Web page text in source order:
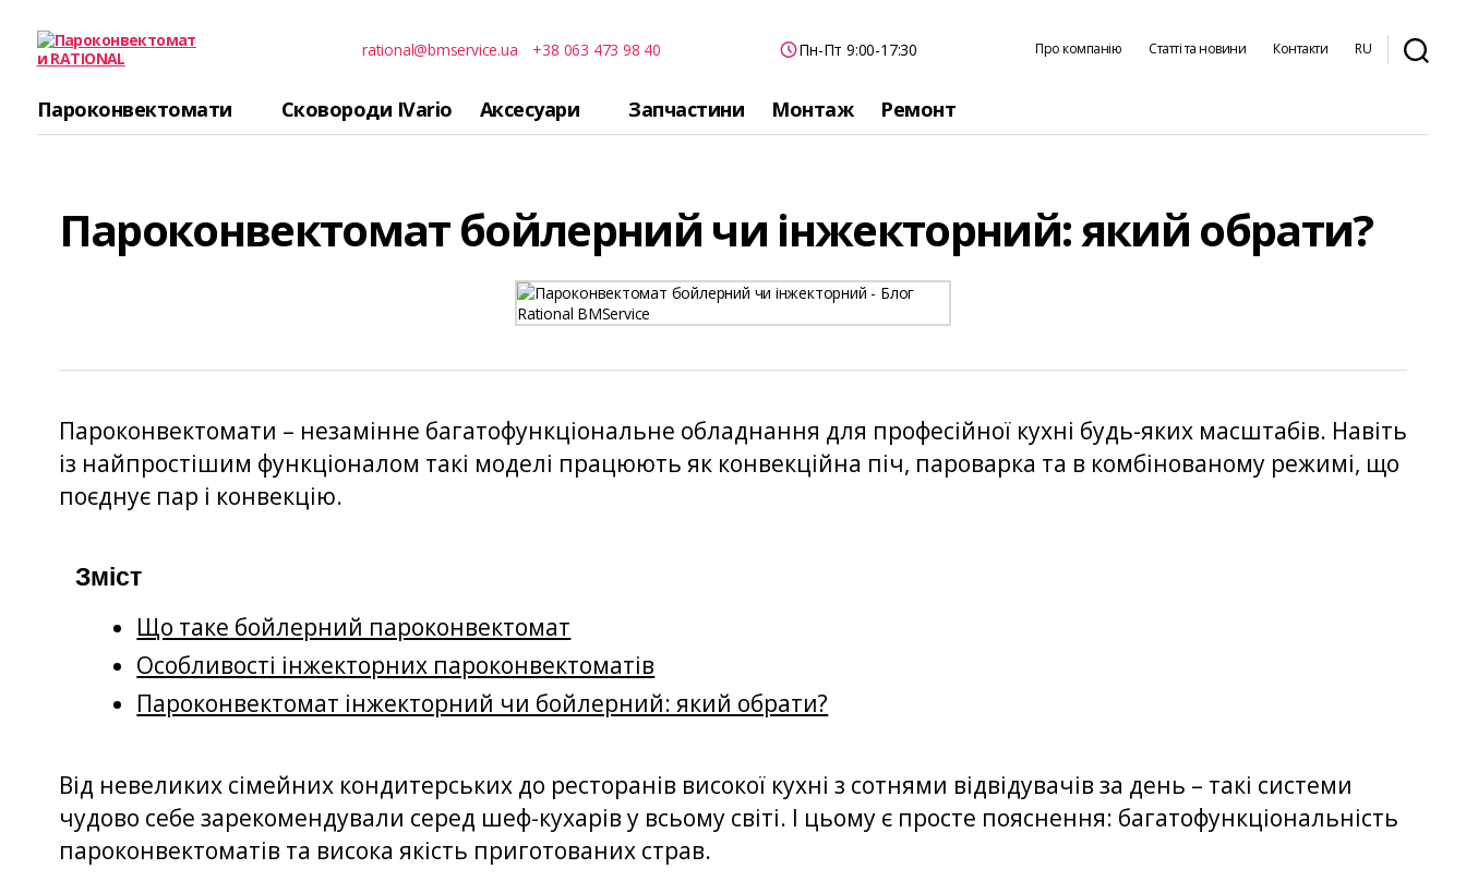
rational@bmservice.ua +38 063 473 98 40 Пн-Пт 9:00-17:30 Про компанію Статті та новини Контакти RU
Пароконвектомати Сковороди IVario Аксесуари Запчастини Монтаж Ремонт
Пароконвектомат бойлерний чи інжекторний: який обрати?
Пароконвектомати – незамінне багатофункціональне обладнання для професійної кухні будь-яких масштабів. Навіть
із найпростішим функціоналом такі моделі працюють як конвекційна піч, пароварка та в комбінованому режимі, що
поєднує пар і конвекцію.
Зміст
Що таке бойлерний пароконвектомат
Особливості інжекторних пароконвектоматів
Пароконвектомат інжекторний чи бойлерний: який обрати?
Від невеликих сімейних кондитерських до ресторанів високої кухні з сотнями відвідувачів за день – такі системи
чудово себе зарекомендували серед шеф-кухарів у всьому світі. І цьому є просте пояснення: багатофункціональність
пароконвектоматів та висока якість приготованих страв.